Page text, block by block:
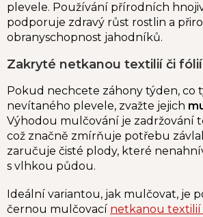
plevele. Používání přírodních
podporuje zdravý růst rostlin a
obranyschopnost jahodníků.
Zakryté netkanou textilií či fólií
Pokud nechcete záhony týden, co
nevítaného plevele, zvažte jejich
Výhodou mulčování je zadržování
což značně zmírňuje potřebu
zaručuje čisté plody, které
s vlhkou půdou.
Ideální variantou, jak mulčovat, je
černou mulčovací netkanou textilií